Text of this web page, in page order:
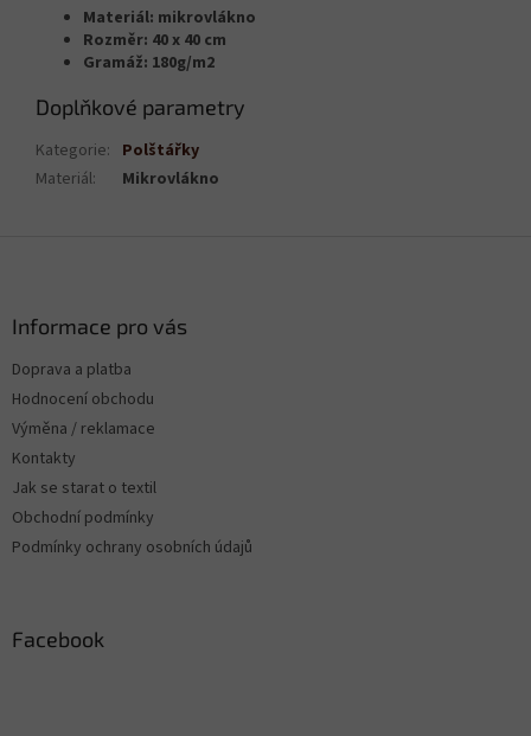
Materiál: mikrovlákno
Rozměr: 40 x 40 cm
Gramáž: 180g/m2
Doplňkové parametry
Kategorie: Polštářky
Materiál: Mikrovlákno
Informace pro vás
Doprava a platba
Hodnocení obchodu
Výměna / reklamace
Kontakty
Jak se starat o textil
Obchodní podmínky
Podmínky ochrany osobních údajů
Facebook